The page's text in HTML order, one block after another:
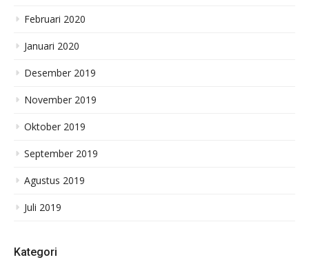
Februari 2020
Januari 2020
Desember 2019
November 2019
Oktober 2019
September 2019
Agustus 2019
Juli 2019
Kategori